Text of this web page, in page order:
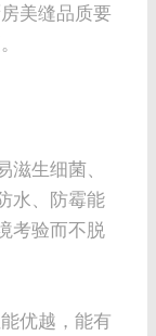
美缝品质要
滋生细菌、
水、防霉能
考验而不脱
能优越，能有